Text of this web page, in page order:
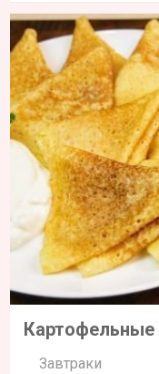
Картофельные
Завтраки